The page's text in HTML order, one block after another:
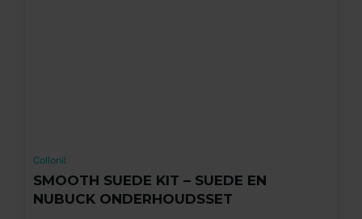
Collonil
SMOOTH SUEDE KIT – SUEDE EN
NUBUCK ONDERHOUDSSET